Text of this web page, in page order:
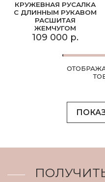
КРУЖЕВНАЯ РУСАЛКА
С ДЛИННЫМ РУКАВОМ
РАСШИТАЯ
ЖЕМЧУГОМ
109 000 р.